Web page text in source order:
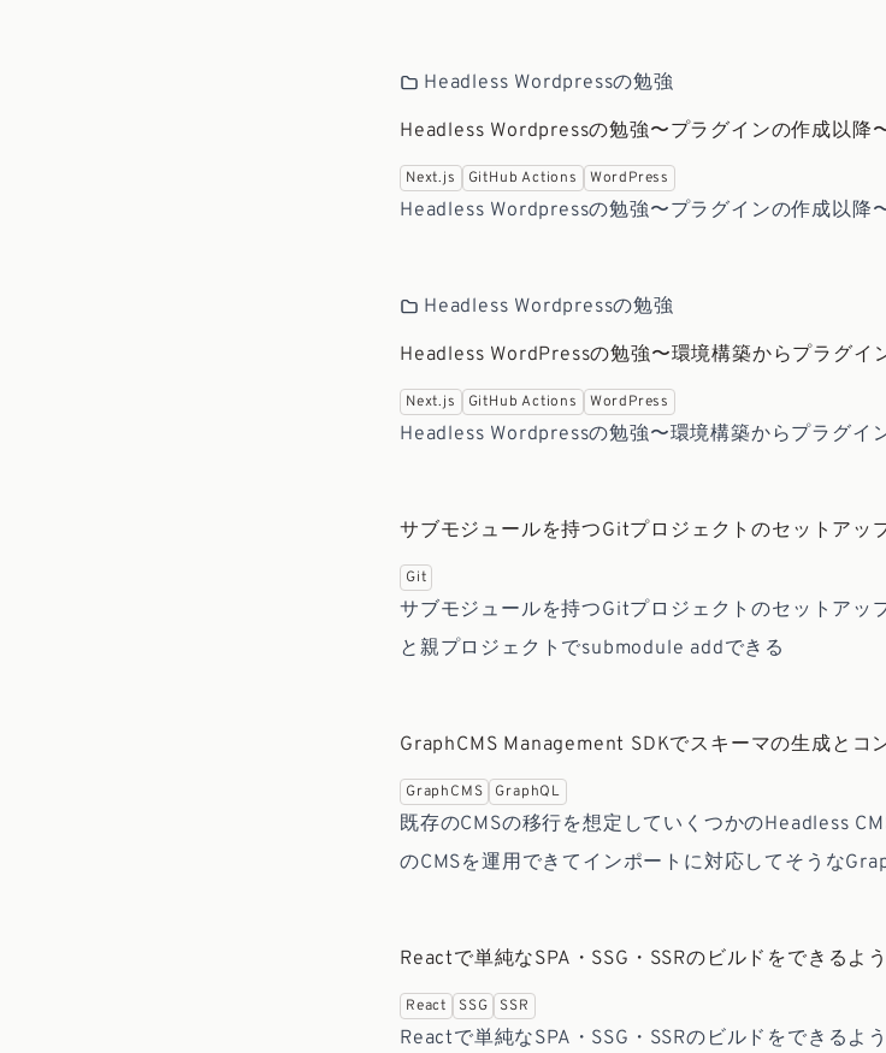
Headless Wordpressの勉強
Headless Wordpressの勉強〜プラグインの作成以降
Next.js GitHub Actions WordPress
Headless Wordpressの勉強〜プラグインの作成以降
Headless Wordpressの勉強
Headless WordPressの勉強〜環境構築からプラグイ
Next.js GitHub Actions WordPress
Headless Wordpressの勉強〜環境構築からプラグイ
サブモジュールを持つGitプロジェクトのセットアッ
Git
サブモジュールを持つGitプロジェクトのセットアッ
と親プロジェクトでsubmodule addできる
GraphCMS Management SDKでスキーマの生成とコ
GraphCMS GraphQL
既存のCMSの移行を想定していくつかのHeadless
のCMSを運用できてインポートに対応してそうな
Reactで単純なSPA・SSG・SSRのビルドをできるよ
React SSG SSR
Reactで単純なSPA・SSG・SSRのビルドをできる